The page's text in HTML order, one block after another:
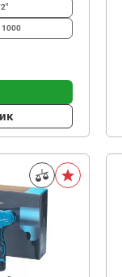
1000